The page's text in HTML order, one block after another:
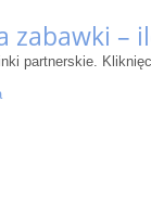
zabawki –
partnerskie.